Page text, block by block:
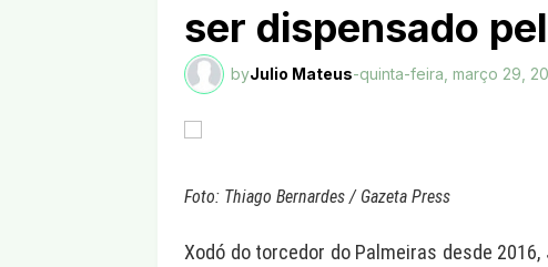
ser dispensado
byJulio Mateus-quinta-feira, março 29,
Foto: Thiago Bernardes / Gazeta Press
Xodó do torcedor do Palmeiras desde